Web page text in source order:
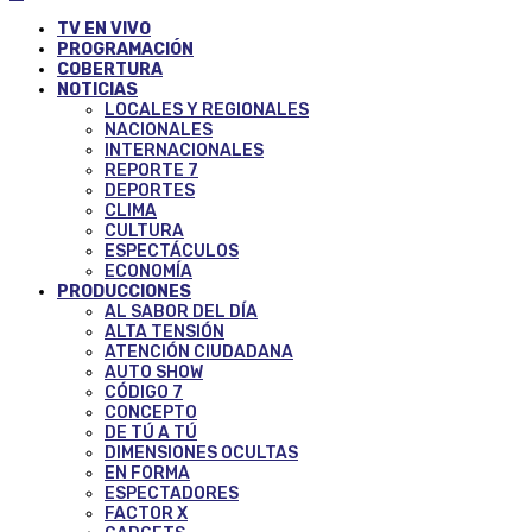
TV EN VIVO
PROGRAMACIÓN
COBERTURA
NOTICIAS
LOCALES Y REGIONALES
NACIONALES
INTERNACIONALES
REPORTE 7
DEPORTES
CLIMA
CULTURA
ESPECTÁCULOS
ECONOMÍA
PRODUCCIONES
AL SABOR DEL DÍA
ALTA TENSIÓN
ATENCIÓN CIUDADANA
AUTO SHOW
CÓDIGO 7
CONCEPTO
DE TÚ A TÚ
DIMENSIONES OCULTAS
EN FORMA
ESPECTADORES
FACTOR X